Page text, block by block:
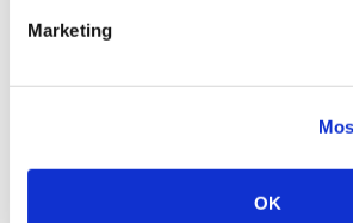
Marketing
OK
Natureza e florestas procuram